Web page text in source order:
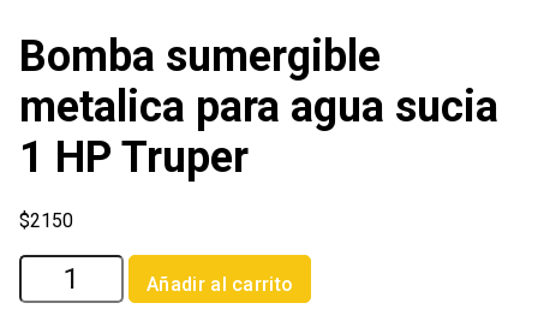
Bomba sumergible
metalica para agua sucia
1 HP Truper
$2150
Bomba
sumergible
Añadir al carrito